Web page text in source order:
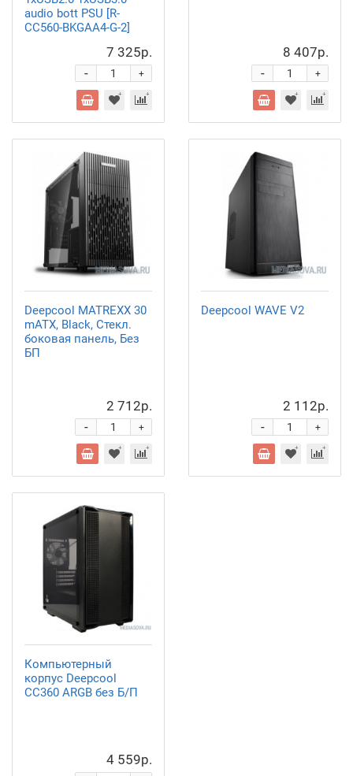
audio bott PSU [R-
CC560-BKGAA4-G-2]
7 325р.
+
-
8 407р.
+
-
Deepcool MATREXX 30
mATX, Black, Стекл.
боковая панель, Без
БП
2 712р.
+
-
Deepcool WAVE V2
2 112р.
+
-
Компьютерный
корпус Deepcool
CC360 ARGB без Б/П
4 559р.